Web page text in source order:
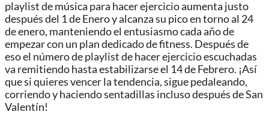
playlist de música para hacer ejercicio aumenta justo
después del 1 de Enero y alcanza su pico en torno al 24
de enero, manteniendo el entusiasmo cada año de
empezar con un plan dedicado de fitness. Después de
eso el número de playlist de hacer ejercicio escuchadas
va remitiendo hasta estabilizarse el 14 de Febrero. ¡Así
que si quieres vencer la tendencia, sigue pedaleando,
corriendo y haciendo sentadillas incluso después de San
Valentín!